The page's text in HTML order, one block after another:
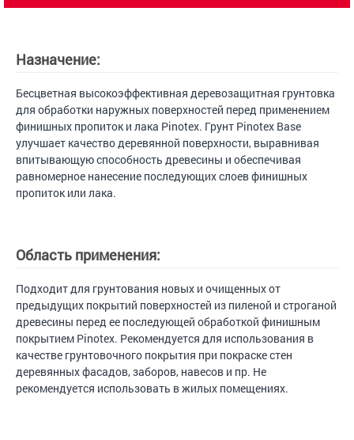
Назначение:
Бесцветная высокоэффективная деревозащитная грунтовка
для обработки наружных поверхностей перед применением
финишных пропиток и лака Pinotex. Грунт Pinotex Base
улучшает качество деревянной поверхности, выравнивая
впитывающую способность древесины и обеспечивая
равномерное нанесение последующих слоев финишных
пропиток или лака.
Область применения:
Подходит для грунтования новых и очищенных от
предыдущих покрытий поверхностей из пиленой и строганой
древесины перед ее последующей обработкой финишным
покрытием Pinotex. Рекомендуется для использования в
качестве грунтовочного покрытия при покраске стен
деревянных фасадов, заборов, навесов и пр. Не
рекомендуется использовать в жилых помещениях.